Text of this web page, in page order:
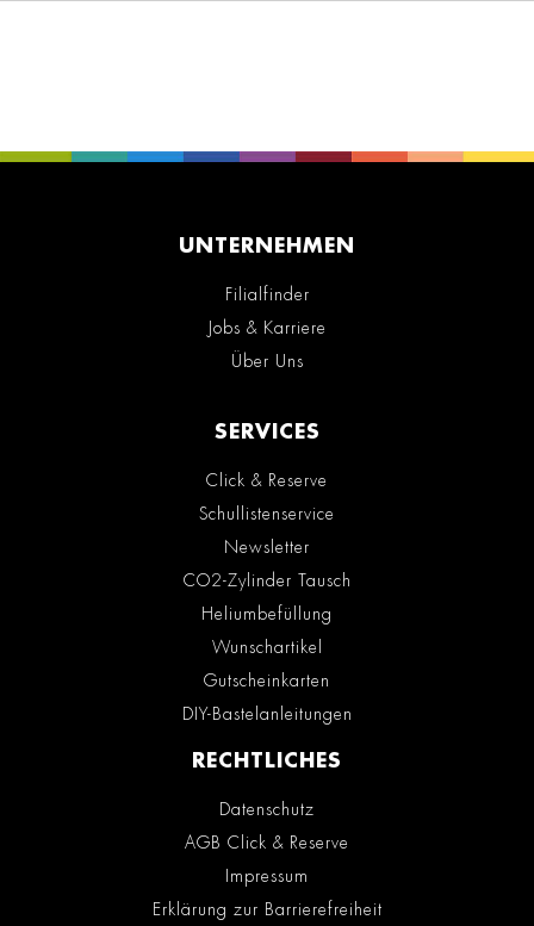
UNTERNEHMEN
Filialfinder
Jobs & Karriere
Über Uns
SERVICES
Click & Reserve
Schullistenservice
Newsletter
CO2-Zylinder Tausch
Heliumbefüllung
Wunschartikel
Gutscheinkarten
DIY-Bastelanleitungen
RECHTLICHES
Datenschutz
AGB Click & Reserve
Impressum
Erklärung zur Barrierefreiheit